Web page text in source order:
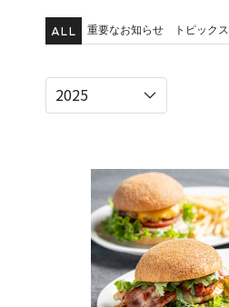
ALL 重要なお知らせ トピックス